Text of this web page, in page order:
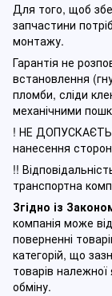
Для того, щоб
запчастини
монтажу.
Гарантія не
встановлення
пломби, сліди
механічними
! НЕ
нанесення
!!
транспортна
Згідно із
компанія може
поверненні
категорій, що
товарів
обміну.